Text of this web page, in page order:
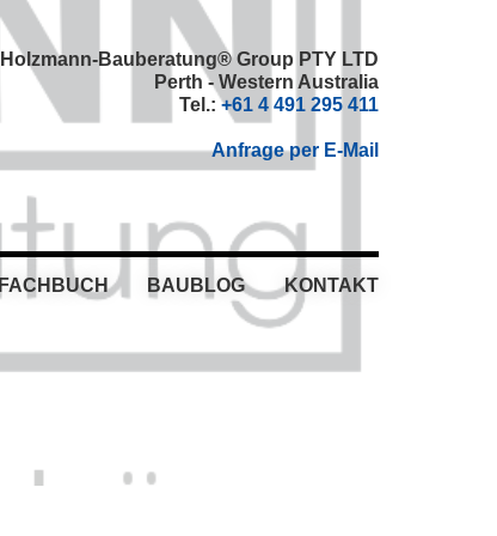
Holzmann-Bauberatung® Group PTY LTD
Perth - Western Australia
Tel.:+61 4 491 295 411
Anfrage per E-Mail
FACHBUCH BAUBLOG KONTAKT